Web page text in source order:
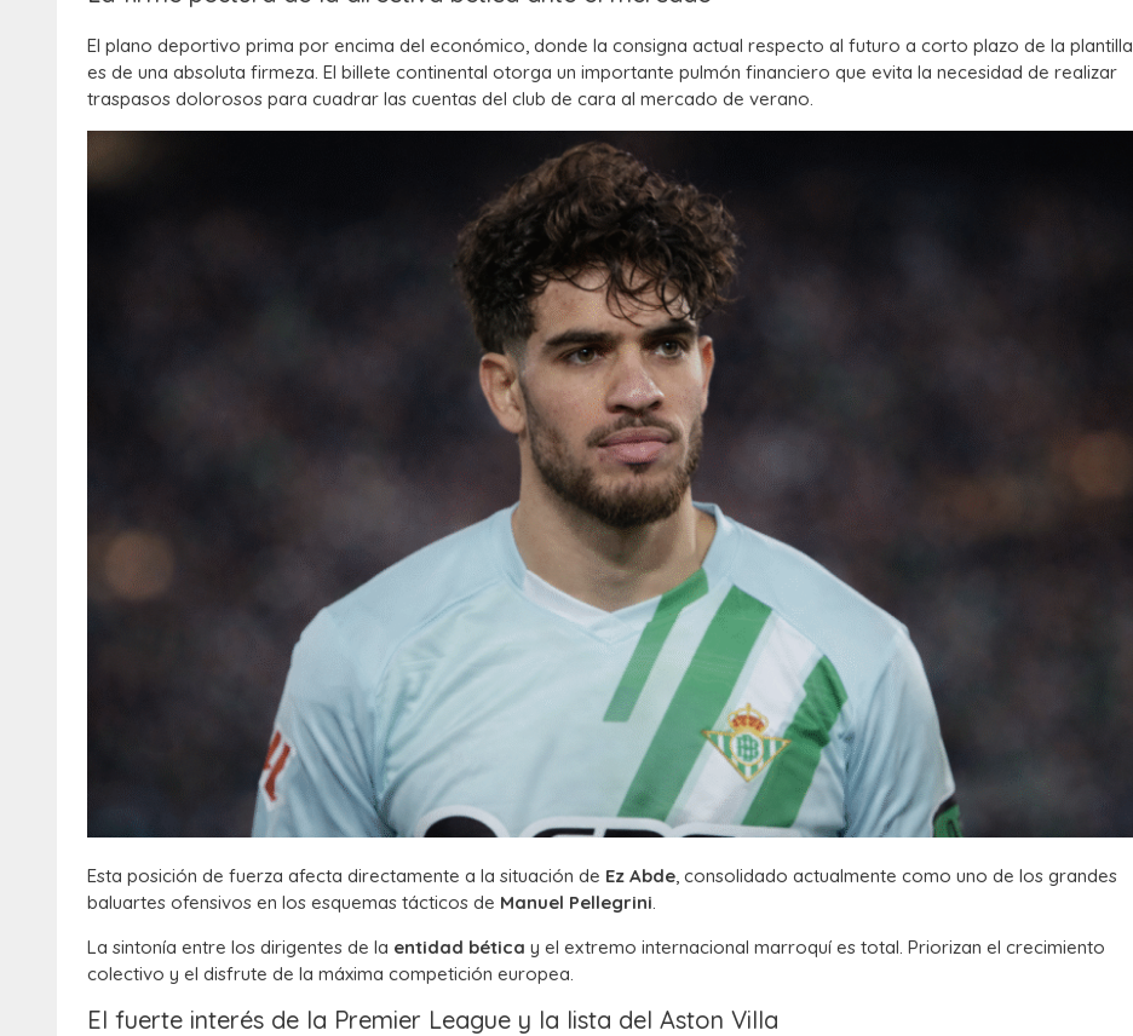
El plano deportivo prima por encima del económico, donde la consigna actual respecto al futuro a corto plazo de la plantilla
es de una absoluta firmeza. El billete continental otorga un importante pulmón financiero que evita la necesidad de realizar
traspasos dolorosos para cuadrar las cuentas del club de cara al mercado de verano.
Esta posición de fuerza afecta directamente a la situación de Ez Abde , consolidado actualmente como uno de los grandes
baluartes ofensivos en los esquemas tácticos de Manuel Pellegrini
La sintonía entre los dirigentes de la entidad bética y el extremo internacional marroquí es total. Priorizan el crecimiento
colectivo y el disfrute de la máxima competición europea.
El fuerte interés de la Premier League y la lista del Aston Villa